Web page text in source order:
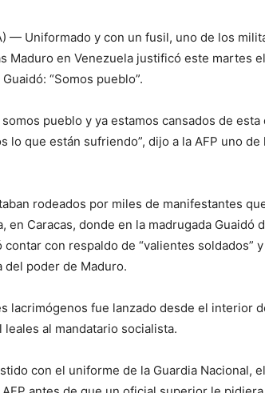
— Uniformado y con un fusil, uno de los
Maduro en Venezuela justificó este martes
“Somos pueblo”.
pueblo y ya estamos cansados de
lo que están sufriendo”, dijo a la AFP uno
rodeados por miles de manifestantes
en Caracas, donde en la madrugada
con respaldo de “valientes soldados”
del poder de Maduro.
lacrimógenos fue lanzado desde el interior
leales al mandatario socialista.
con el uniforme de la Guardia Nacional,